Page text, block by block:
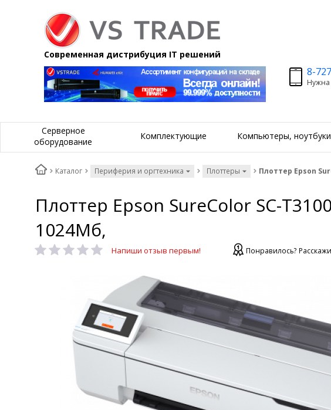
Современная дистрибуция IT решений
8-
Серверное
оборудование
Комплектующие Компьютеры, ноутбуки
Каталог Периферия и оргтехника Плоттеры Плоттер Epson
Плоттер Epson SureColor SC-
1024Мб,
Напиши отзыв первым! Понравилось?